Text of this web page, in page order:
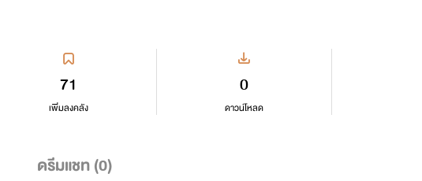
71
เพิ่มลงคลัง
0
ดาวน์โหลด
ดรีมแชท (0)